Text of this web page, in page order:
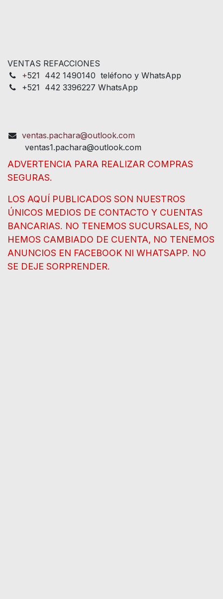
VENTAS REFACCIONES
+521 442 1490140 teléfono y WhatsApp
+521 442 3396227 WhatsApp
ventas.pachara@outlook.com
ventas1.pachara@outlook.com
ADVERTENCIA PARA REALIZAR COMPRAS
SEGURAS.
LOS AQUÍ PUBLICADOS SON NUESTROS
ÚNICOS MEDIOS DE CONTACTO Y CUENTAS
BANCARIAS. NO TENEMOS SUCURSALES, NO
HEMOS CAMBIADO DE CUENTA, NO TENEMOS
ANUNCIOS EN FACEBOOK NI WHATSAPP. NO
SE DEJE SORPRENDER.